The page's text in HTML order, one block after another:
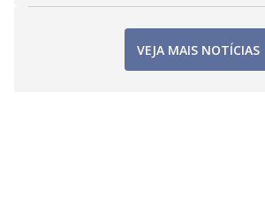
VEJA MAIS NOTÍCIAS